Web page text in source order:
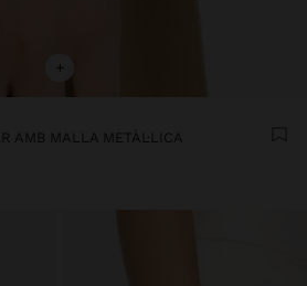
+
AMB MALLA METÀL·LICA